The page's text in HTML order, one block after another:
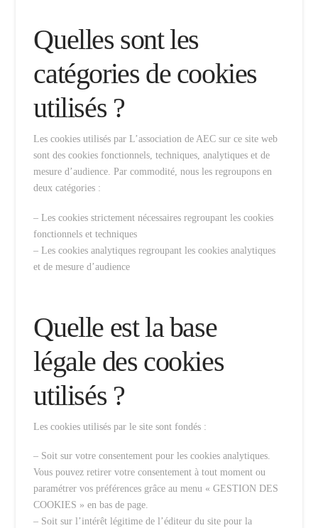
Quelles sont les
catégories de cookies
utilisés ?
Les cookies utilisés par L’association de AEC sur ce site web
sont des cookies fonctionnels, techniques, analytiques et de
mesure d’audience. Par commodité, nous les regroupons en
deux catégories :
– Les cookies strictement nécessaires regroupant les cookies
fonctionnels et techniques
– Les cookies analytiques regroupant les cookies analytiques
et de mesure d’audience
Quelle est la base
légale des cookies
utilisés ?
Les cookies utilisés par le site sont fondés :
– Soit sur votre consentement pour les cookies analytiques.
Vous pouvez retirer votre consentement à tout moment ou
paramétrer vos préférences grâce au menu « GESTION DES
COOKIES » en bas de page.
– Soit sur l’intérêt légitime de l’éditeur du site pour la